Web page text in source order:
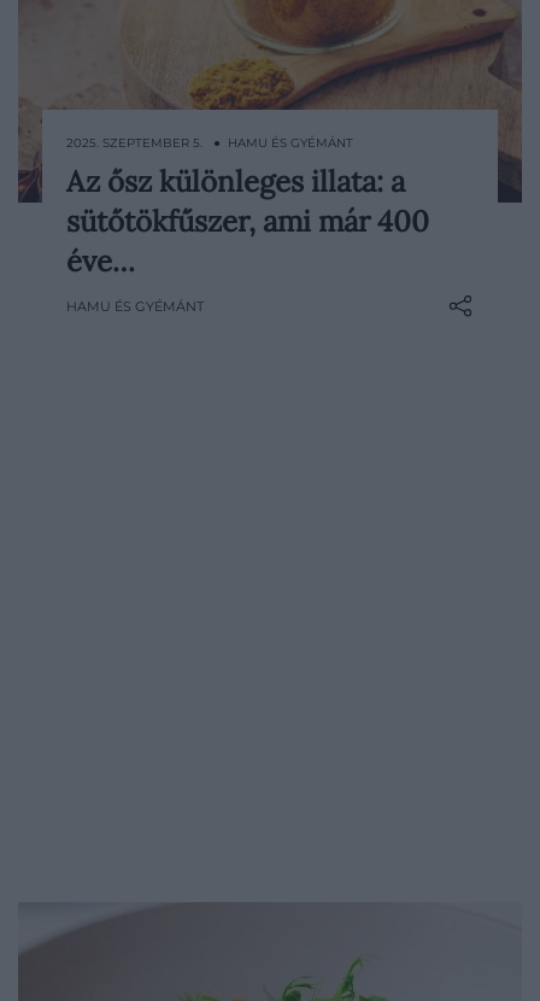
Bár mostanában lett igazán divatos,
valójában már a 17. század első felében is
használatban volt.
2025. SZEPTEMBER 5. ● HAMU ÉS GYÉMÁNT
Az ősz különleges illata: a
sütőtökfűszer, ami már 400
éve…
HAMU ÉS GYÉMÁNT